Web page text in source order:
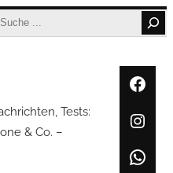
Tests:
& Co. –